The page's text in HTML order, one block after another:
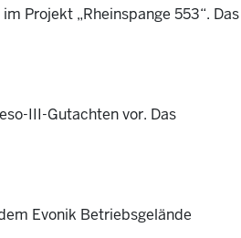
Projekt „Rheinspange 553“. Das
III-Gutachten vor. Das
Evonik Betriebsgelände